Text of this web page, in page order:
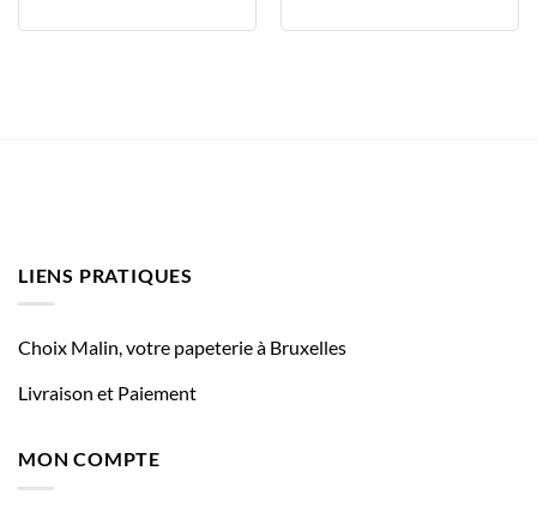
LIENS PRATIQUES
Choix Malin, votre papeterie à Bruxelles
Livraison et Paiement
MON COMPTE